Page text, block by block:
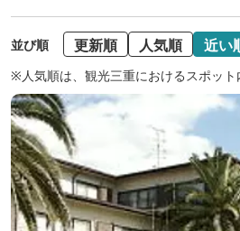
並び順 更新順 人気順 近い
※人気順は、観光三重におけるスポッ